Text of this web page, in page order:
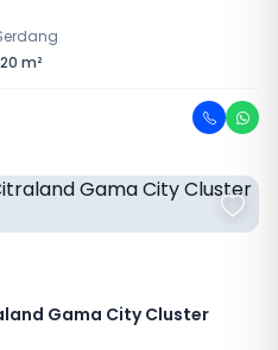
m²
Gama City Cluster